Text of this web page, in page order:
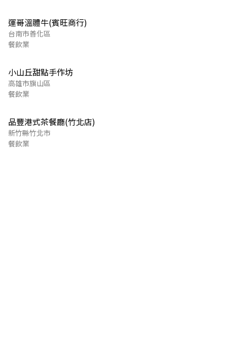
運哥溫體牛(賓旺商行)
台南市善化區
餐飲業
小山丘甜點手作坊
高雄市旗山區
餐飲業
品豐港式茶餐廳(竹北店)
新竹縣竹北市
餐飲業